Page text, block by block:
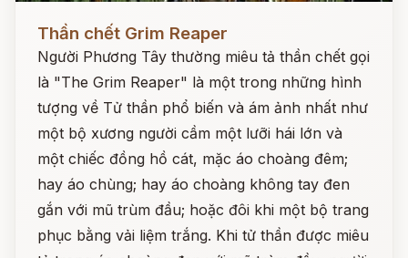
Đọc ngay
Thần chết Grim Reaper
Người Phương Tây thường miêu tả thần chết gọi
là "The Grim Reaper" là một trong những hình
tượng về Tử thần phổ biến và ám ảnh nhất như
một bộ xương người cầm một lưỡi hái lớn và
một chiếc đồng hồ cát, mặc áo choàng đêm;
hay áo chùng; hay áo choàng không tay đen
gắn với mũ trùm đầu; hoặc đôi khi một bộ trang
phục bằng vải liệm trắng. Khi tử thần được miêu